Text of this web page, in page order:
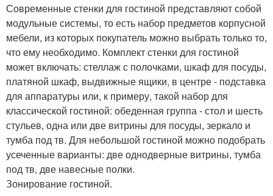
Современные стенки для гостиной представляют собой
модульные системы, то есть набор предметов корпусной
мебели, из которых покупатель можно выбрать только то,
что ему необходимо. Комплект стенки для гостиной
может включать: стеллаж с полочками, шкаф для посуды,
платяной шкаф, выдвижные ящики, в центре - подставка
для аппаратуры или, к примеру, такой набор для
классической гостиной: обеденная группа - стол и шесть
стульев, одна или две витрины для посуды, зеркало и
тумба под тв. Для небольшой гостиной можно подобрать
усеченные варианты: две однодверные витрины, тумба
под тв, две навесные полки.
Зонирование гостиной.